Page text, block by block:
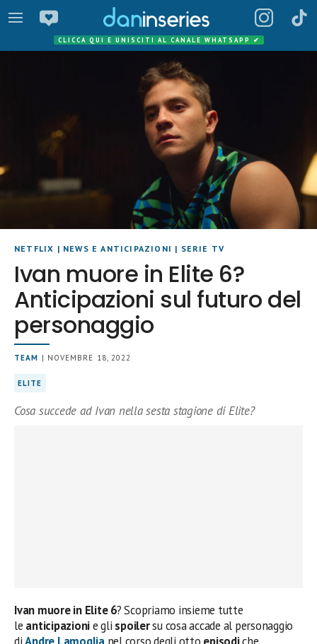
CLICCA QUI E UNISCITI AL CANALE WHATSAPP ✔
NETFLIX | NEWS E ANTICIPAZIONI | SERIE TV
Ivan muore in Elite 6?
Anticipazioni sul futuro del
personaggio
TEAM | NOVEMBRE 18, 2022
ELITE
Cosa succede ad Ivan nella sesta stagione di Elite?
Ivan muore in Elite 6? Scopriamo insieme tutte
le anticipazionie gli spoilersu cosa accade al personaggio
diAndre Lamoglianel corso degli otto episodiche